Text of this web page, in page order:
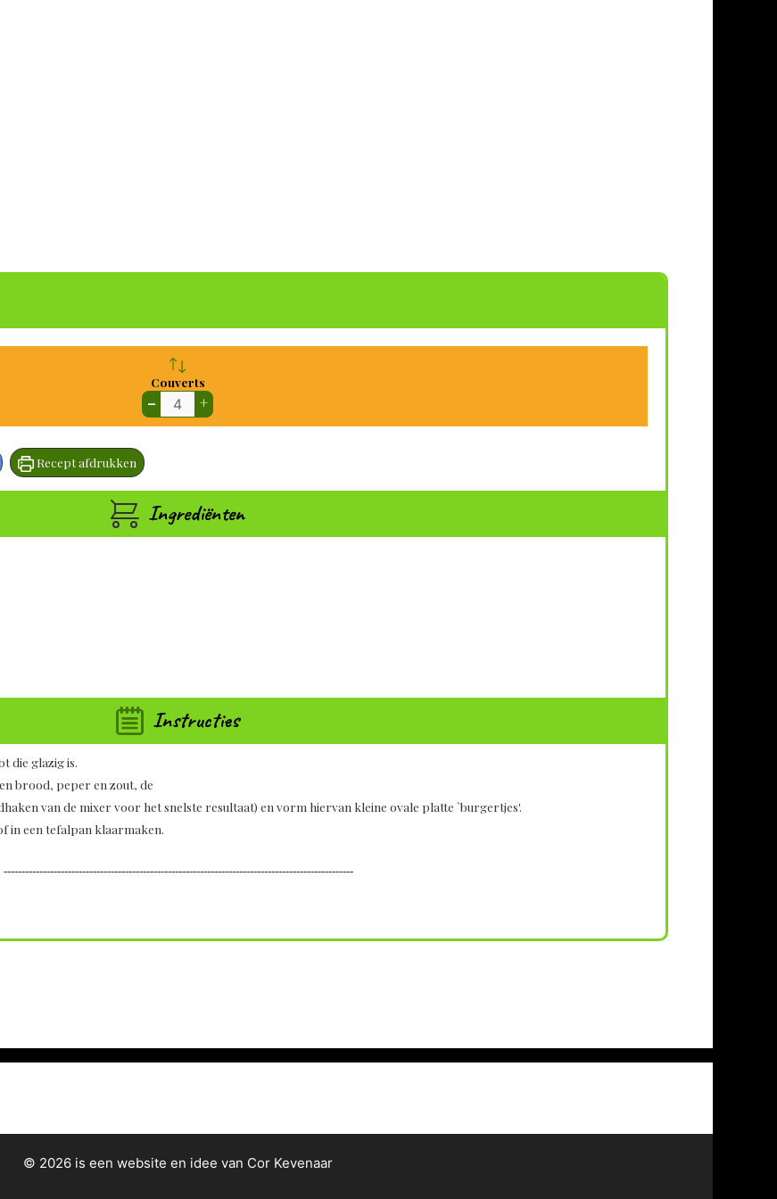
Couverts
– +
Recept afdrukken
Ingrediënten
Instructies
die glazig is.
brood, peper en zout, de
van de mixer voor het snelste resultaat) en vorm hiervan kleine ovale platte `burgertjes'.
in een tefalpan klaarmaken.
--------------------------------------------------------------------------------------------------
© 2026 is een website en idee van Cor Kevenaar